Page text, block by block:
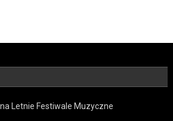
Letnie Festiwale Muzyczne